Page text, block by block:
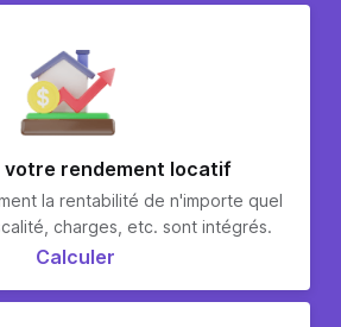
votre rendement locatif
la rentabilité de n'importe quel
charges, etc. sont intégrés.
Calculer